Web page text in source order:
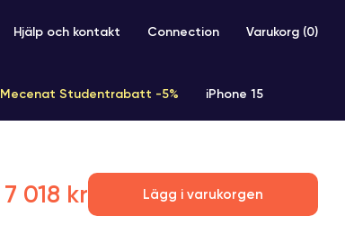
Hjälp och kontakt Connection Varukorg (0)
Mecenat Studentrabatt -5% iPhone 15
7 018 kr Lägg i varukorgen